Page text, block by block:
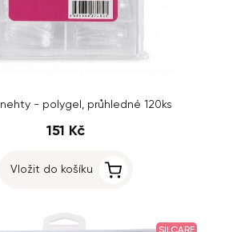
nehty - polygel, průhledné 120ks
151 Kč
Vložit do košíku